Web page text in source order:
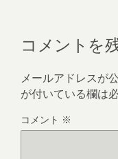
コメントを
メールアドレスが
が付いている欄は
コメント ※